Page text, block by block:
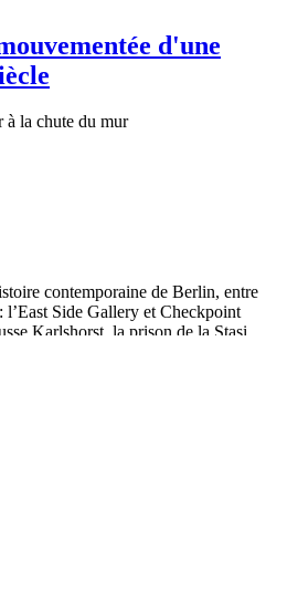
d'une
à la chute du mur
contemporaine de Berlin, entre
Side Gallery et Checkpoint
Karlshorst, la prison de la Stasi...